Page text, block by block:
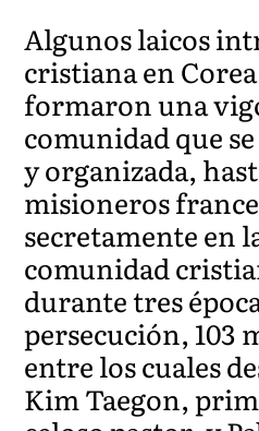
Algunos laicos
cristiana en
formaron una
comunidad que
y organizada,
misioneros
secretamente en
comunidad
durante tres
persecución, 103
entre los cuales
Kim Taegon,